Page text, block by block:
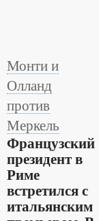
Монти и
Олланд
против
Меркель
Французский
президент в
Риме
встретился с
итальянским